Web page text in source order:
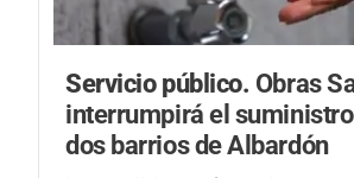
Servicio público. Obras
interrumpirá el
dos barrios de Albardón